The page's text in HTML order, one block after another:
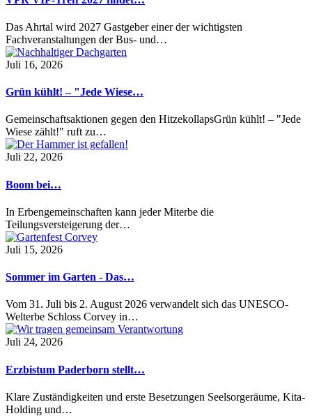
Das Ahrtal wird 2027 Gastgeber einer der wichtigsten
Fachveranstaltungen der Bus- und…
Juli 16, 2026
Grün kühlt! – "Jede Wiese…
Gemeinschaftsaktionen gegen den HitzekollapsGrün kühlt! – "Jede
Wiese zählt!" ruft zu…
Juli 22, 2026
Boom bei…
In Erbengemeinschaften kann jeder Miterbe die
Teilungsversteigerung der…
Juli 15, 2026
Sommer im Garten - Das…
Vom 31. Juli bis 2. August 2026 verwandelt sich das UNESCO-
Welterbe Schloss Corvey in…
Juli 24, 2026
Erzbistum Paderborn stellt…
Klare Zuständigkeiten und erste Besetzungen Seelsorgeräume, Kita-
Holding und…